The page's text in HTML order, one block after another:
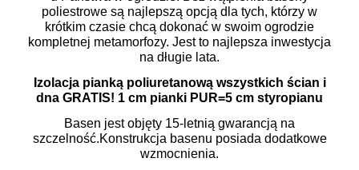
poliestrowe są najlepszą opcją dla tych, którzy w
krótkim czasie chcą dokonać w swoim ogrodzie
kompletnej metamorfozy. Jest to najlepsza inwestycja
na długie lata.
Izolacja pianką poliuretanową wszystkich ścian i
dna GRATIS! 1 cm pianki PUR=5 cm styropianu
Basen jest objęty 15-letnią gwarancją na
szczelność.Konstrukcja basenu posiada dodatkowe
wzmocnienia.